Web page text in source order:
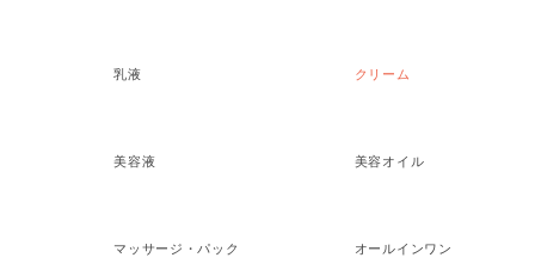
乳液 クリーム
美容液 美容オイル
マッサージ・パック オールインワン